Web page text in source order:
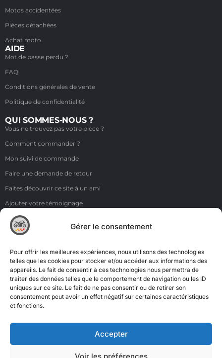
Gérer le consentement
Pour offrir les meilleures expériences, nous utilisons des technologies
telles que les cookies pour stocker et/ou accéder aux informations des
appareils. Le fait de consentir à ces technologies nous permettra de
traiter des données telles que le comportement de navigation ou les ID
uniques sur ce site. Le fait de ne pas consentir ou de retirer son
consentement peut avoir un effet négatif sur certaines caractéristiques
et fonctions.
Accepter
Voir les préférences
Motos accidentées
Pièces détachées
Achat moto
AIDE
Mot de passe perdu ?
FAQ
Conditions générales de vente
Politique de confidentialité
QUI SOMMES-NOUS ?
Vous ne trouvez pas votre pièce ?
Comment commander ?
Mon suivi de commande
Faire une demande de retour
Faites découvrir ce site à un ami
Ajouter votre témoignage
Voir tous les témoignages
Liens
NOS COORDONNÉES
ZI de la Moinerie - 8 rue du Roussillon 91220 Bretigny sur Orge
Email: contact@accimoto.com
Standard : +33(0)1 69 88 16 16